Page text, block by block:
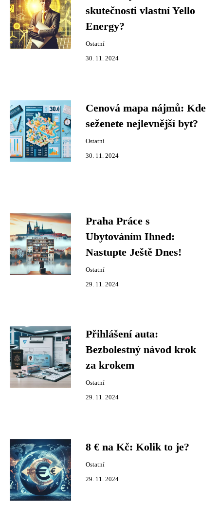
skutečnosti vlastní Yello
Energy?
Ostatní
30. 11. 2024
Cenová mapa nájmů: Kde
seženete nejlevnější byt?
Ostatní
30. 11. 2024
Praha Práce s
Ubytováním Ihned:
Nastupte Ještě Dnes!
Ostatní
29. 11. 2024
Přihlášení auta:
Bezbolestný návod krok
za krokem
Ostatní
29. 11. 2024
8 € na Kč: Kolik to je?
Ostatní
29. 11. 2024